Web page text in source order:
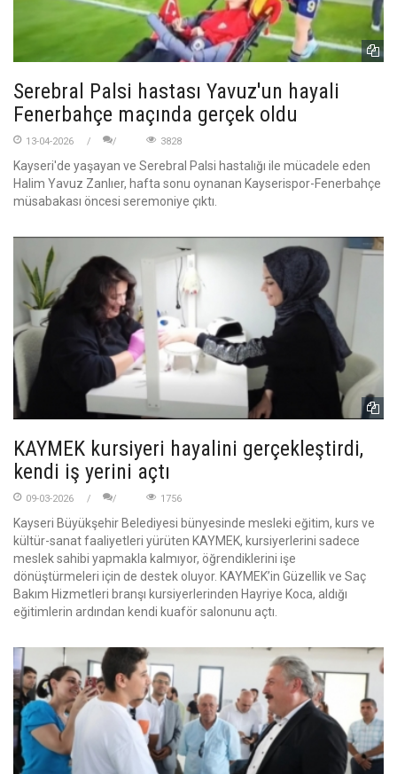
Serebral Palsi hastası Yavuz'un hayali
Fenerbahçe maçında gerçek oldu
13-04-2026 3828
Kayseri'de yaşayan ve Serebral Palsi hastalığı ile mücadele eden
Halim Yavuz Zanlıer, hafta sonu oynanan Kayserispor-Fenerbahçe
müsabakası öncesi seremoniye çıktı.
KAYMEK kursiyeri hayalini gerçekleştirdi,
kendi iş yerini açtı
09-03-2026 1756
Kayseri Büyükşehir Belediyesi bünyesinde mesleki eğitim, kurs ve
kültür-sanat faaliyetleri yürüten KAYMEK, kursiyerlerini sadece
meslek sahibi yapmakla kalmıyor, öğrendiklerini işe
dönüştürmeleri için de destek oluyor. KAYMEK’in Güzellik ve Saç
Bakım Hizmetleri branşı kursiyerlerinden Hayriye Koca, aldığı
eğitimlerin ardından kendi kuaför salonunu açtı.